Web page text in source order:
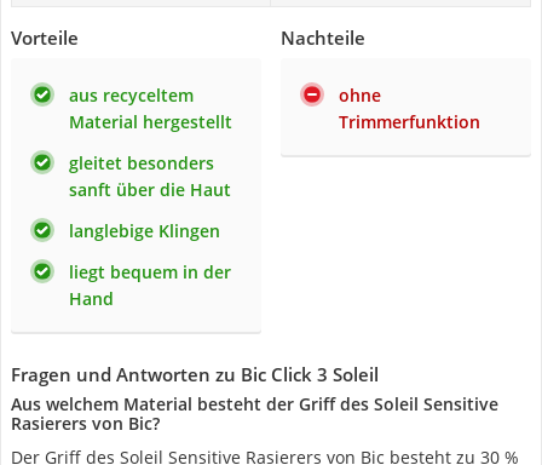
Vorteile
aus recyceltem
Material hergestellt
gleitet besonders
sanft über die Haut
langlebige Klingen
liegt bequem in der
Hand
Nachteile
ohne
Trimmerfunktion
Fragen und Antworten zu Bic Click 3 Soleil
Aus welchem Material besteht der Griff des Soleil Sensitive
Rasierers von Bic?
Der Griff des Soleil Sensitive Rasierers von Bic besteht zu 30 %